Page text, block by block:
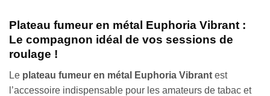
Plateau fumeur en métal Euphoria Vibrant :
Le compagnon idéal de vos sessions de
roulage !
Le plateau fumeur en métal Euphoria Vibrant est
l’accessoire indispensable pour les amateurs de tabac et